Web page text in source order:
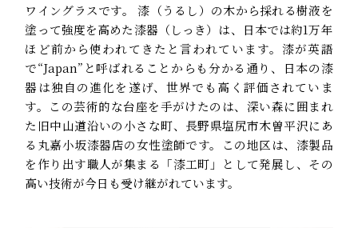
ワイングラスです。 漆（うるし）の木から採れる樹液を
塗って強度を高めた漆器（しっき）は、日本では約1万年
ほど前から使われてきたと言われています。漆が英語
で“Japan”と呼ばれることからも分かる通り、日本の漆
器は独自の進化を遂げ、世界でも高く評価されていま
す。この芸術的な台座を手がけたのは、深い森に囲まれ
た旧中山道沿いの小さな町、長野県塩尻市木曽平沢にあ
る丸嘉小坂漆器店の女性塗師です。この地区は、漆製品
を作り出す職人が集まる「漆工町」として発展し、その
高い技術が今日も受け継がれています。